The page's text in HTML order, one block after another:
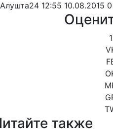
Алушта24 12:55 10.08.2015 0
1
также